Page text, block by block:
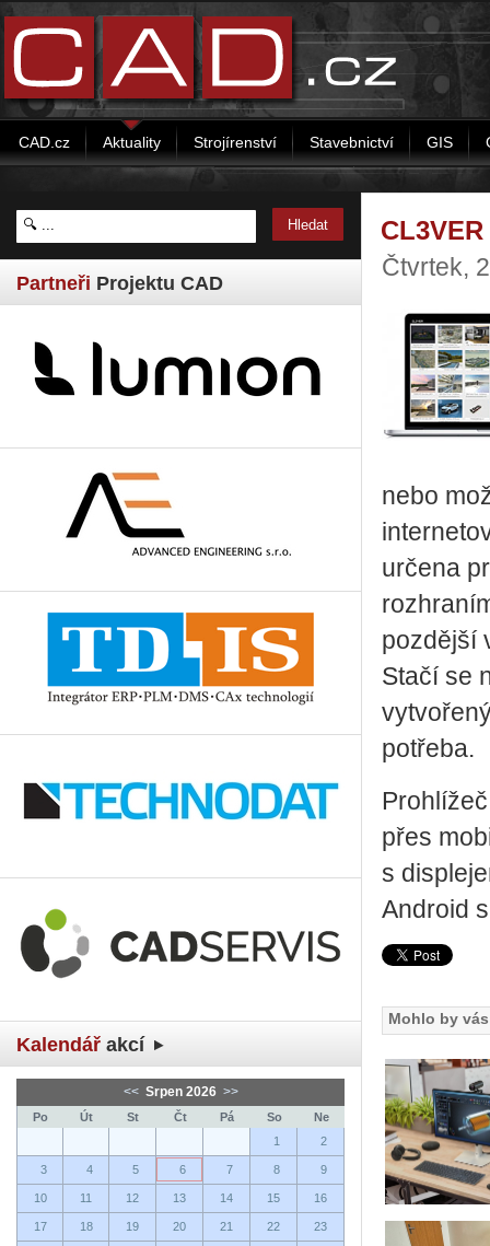
CAD.cz Aktuality Strojírenství Stavebnictví GIS
Partneři Projektu CAD
Kalendář akcí
<< Srpen 2026 >>
Po Út St Čt Pá So
Ne
1
2
3 4 5 6 7 8 9
10 11 12 13 14 15 16
17 18 19 20 21 22 23
Čtvrtek,
nebo
určena
pozdější
Stačí se
potřeba.
přes
s
Android
Mohlo by